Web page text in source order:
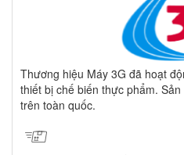
Thương hiệu Máy 3G đã hoạt
thiết bị chế biến thực phẩm.
trên toàn quốc.